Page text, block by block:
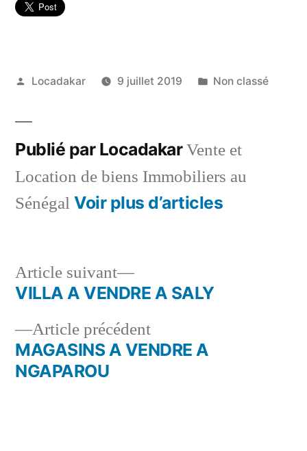
Publié
Locadakar 9 juillet 2019
Publié
Non classé
Publié par LocadakarVente et
Location de biens Immobiliers au
Sénégal Voir plus d’articles
Navigation
de
l’article
Article précédentArticle
précédent :
MAGASINS A VENDRE A
NGAPAROU
Article suivant
Article
suivant :
VILLA A VENDRE A SALY